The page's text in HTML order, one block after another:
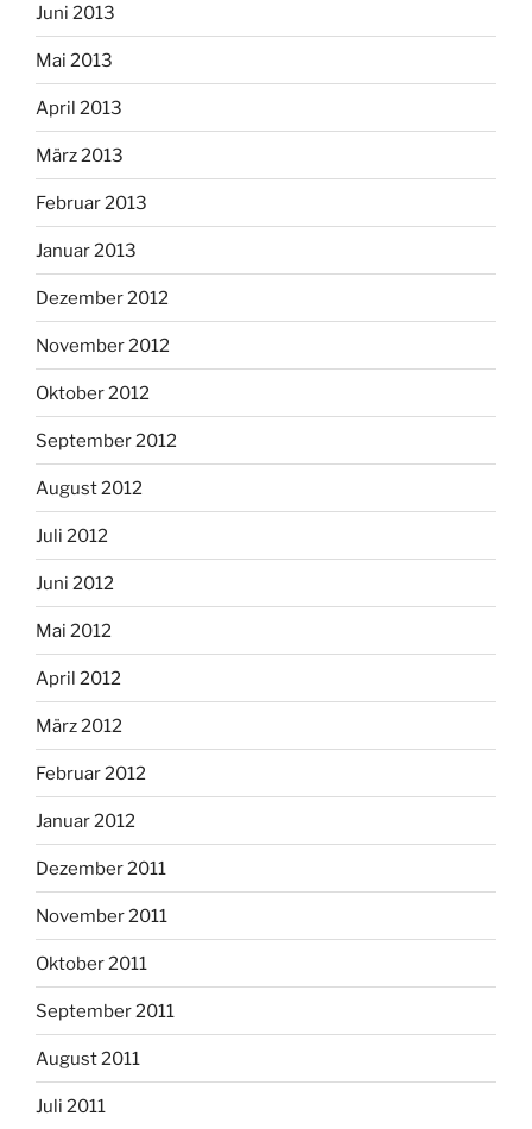
Juni 2013
Mai 2013
April 2013
März 2013
Februar 2013
Januar 2013
Dezember 2012
November 2012
Oktober 2012
September 2012
August 2012
Juli 2012
Juni 2012
Mai 2012
April 2012
März 2012
Februar 2012
Januar 2012
Dezember 2011
November 2011
Oktober 2011
September 2011
August 2011
Juli 2011